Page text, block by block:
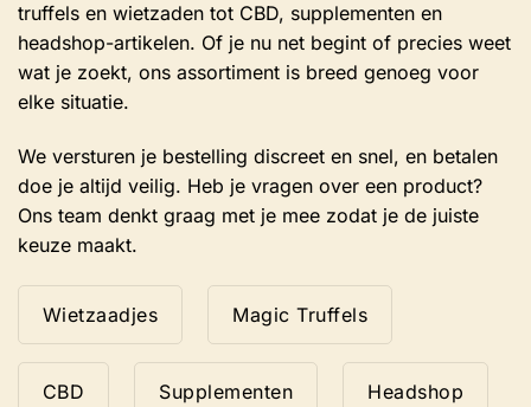
truffels en wietzaden tot CBD, supplementen en
headshop-artikelen. Of je nu net begint of precies weet
wat je zoekt, ons assortiment is breed genoeg voor
elke situatie.
We versturen je bestelling discreet en snel, en betalen
doe je altijd veilig. Heb je vragen over een product?
Ons team denkt graag met je mee zodat je de juiste
keuze maakt.
Wietzaadjes Magic Truffels
CBD Supplementen Headshop